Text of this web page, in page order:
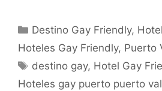
Categorías
Destino Gay Friendly,
Hoteles Gay Friendly, Puerto
Etiquetas
destino gay, Hotel Gay
Hoteles gay puerto puerto